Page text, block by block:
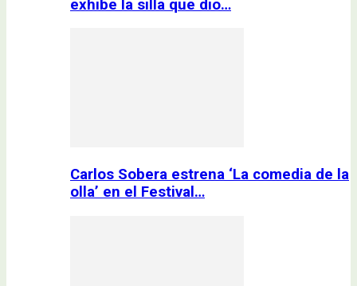
exhibe la silla que dio…
Carlos Sobera estrena ‘La comedia de la
olla’ en el Festival…